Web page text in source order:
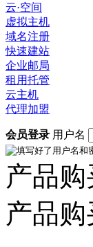
云·空间
虚拟主机
域名注册
快速建站
企业邮局
租用托管
云主机
代理加盟
会员登录 用户名
产品购
产品购